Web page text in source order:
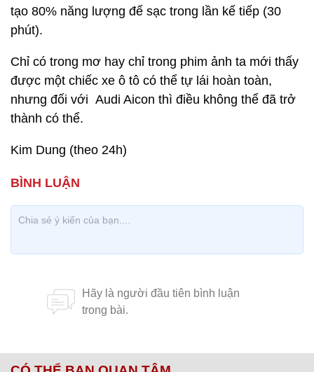
tạo 80% năng lượng để sạc trong lần kế tiếp (30
phút).
Chỉ có trong mơ hay chỉ trong phim ảnh ta mới thấy
được một chiếc xe ô tô có thể tự lái hoàn toàn,
nhưng đối với Audi Aicon thì điều không thể đã trở
thành có thể.
Kim Dung (theo 24h)